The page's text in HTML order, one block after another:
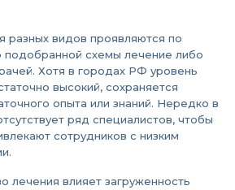
разных видов проявляются по
подобранной схемы лечение либо
Хотя в городах РФ уровень
высокий, сохраняется
опыта или знаний. Нередко в
ряд специалистов, чтобы
сотрудников с низким
лечения влияет загруженность